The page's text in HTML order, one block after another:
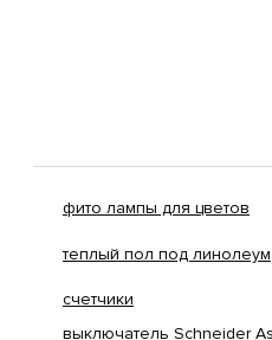
фито лампы для цветов
теплый пол под линолеум
счетчики
выключатель Schneider